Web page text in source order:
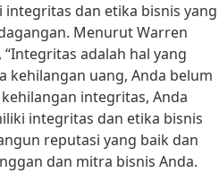
dan etika bisnis yang
Menurut Warren
adalah hal yang
kehilangan uang, Anda belum
integritas, Anda
integritas dan etika bisnis
reputasi yang baik dan
dan mitra bisnis Anda.